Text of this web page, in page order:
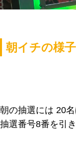
朝イチの様子
朝の抽選には 20
抽選番号8番を引